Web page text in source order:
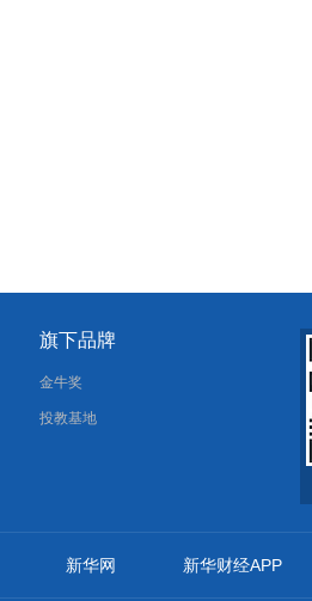
旗下品牌
金牛奖
投教基地
新华网 新华财经APP